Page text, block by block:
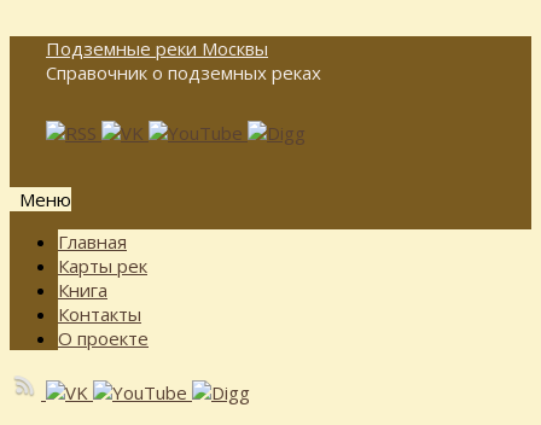
Подземные реки Москвы
Справочник о подземных реках
Меню
Перейти
содержимому
Главная
Карты рек
Книга
Контакты
О проекте